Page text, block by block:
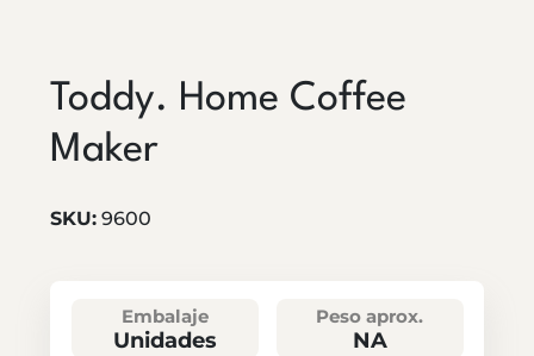
Toddy. Home Coffee
Maker
SKU: 9600
Embalaje
Unidades
Peso aprox.
NA